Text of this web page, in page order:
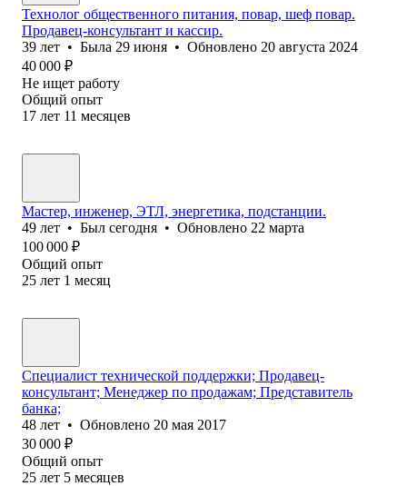
Технолог общественного питания, повар, шеф повар.
Продавец-консультант и кассир.
39 лет • Была 29 июня • Обновлено 20 августа 2024
40 000 ₽
Не ищет работу
Общий опыт
17 лет 11 месяцев
Мастер, инженер, ЭТЛ, энергетика, подстанции.
49 лет • Был сегодня • Обновлено 22 марта
100 000 ₽
Общий опыт
25 лет 1 месяц
Специалист технической поддержки; Продавец-
консультант; Менеджер по продажам; Представитель
банка;
48 лет • Обновлено 20 мая 2017
30 000 ₽
Общий опыт
25 лет 5 месяцев